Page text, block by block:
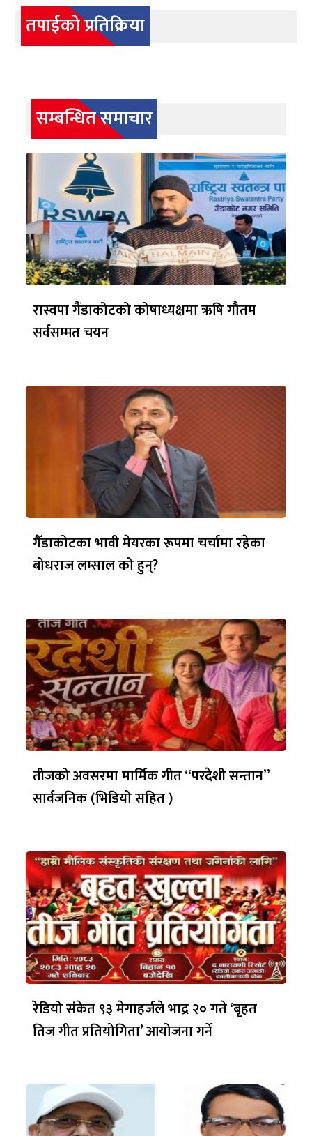
तपाईको प्रतिक्रिया
सम्बन्धित समाचार
रास्वपा गैंडाकोटको कोषाध्यक्षमा ऋषि गौतम
सर्वसम्मत चयन
गैँडाकोटका भावी मेयरका रूपमा चर्चामा रहेका
बोधराज लम्साल को हुन्?
तीजको अवसरमा मार्मिक गीत “परदेशी सन्तान”
सार्वजनिक (भिडियो सहित )
रेडियो संकेत ९३ मेगाहर्जले भाद्र २० गते ‘बृहत
तिज गीत प्रतियोगिता’ आयोजना गर्ने